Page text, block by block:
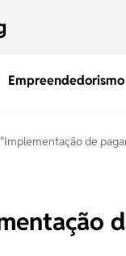
Empreendedorismo
"Implementação de